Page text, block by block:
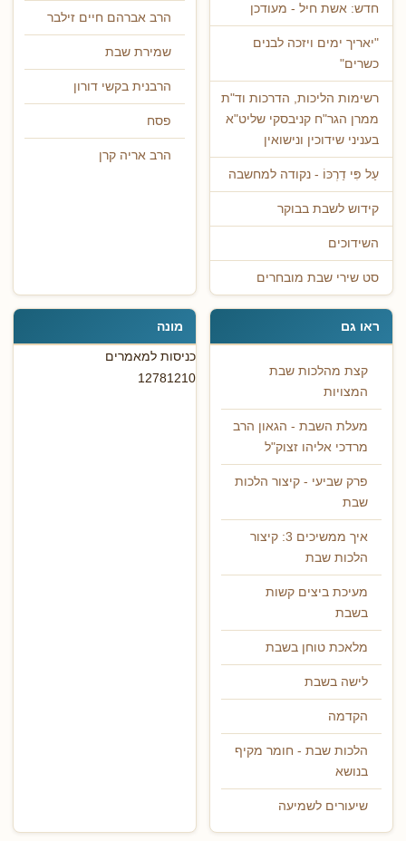
חדש: אשת חיל - מעודכן
"יאריך ימים ויזכה לבנים
כשרים"
רשימות הליכות, הדרכות וד"ת
ממרן הגר"ח קניבסקי שליט"א
בעניני שידוכין ונישואין
עַל פִּי דַרְכּוֹ - נקודה למחשבה
קידוש לשבת בבוקר
השידוכים
סט שירי שבת מובחרים
הרב אברהם חיים זילבר
שמירת שבת
הרבנית בקשי דורון
פסח
הרב אריה קרן
ראו גם
קצת מהלכות שבת
המצויות
מעלת השבת - הגאון הרב
מרדכי אליהו זצוק"ל
פרק שביעי - קיצור הלכות
שבת
איך ממשיכים 3: קיצור
הלכות שבת
מעיכת ביצים קשות
בשבת
מלאכת טוחן בשבת
לישה בשבת
הקדמה
הלכות שבת - חומר מקיף
בנושא
שיעורים לשמיעה
מונה
כניסות למאמרים
12781210